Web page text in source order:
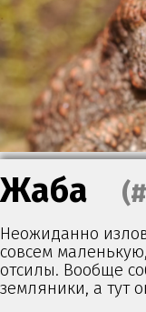
Жаба
Неожиданно
совсем
отсилы. Вообще
земляники, а тут